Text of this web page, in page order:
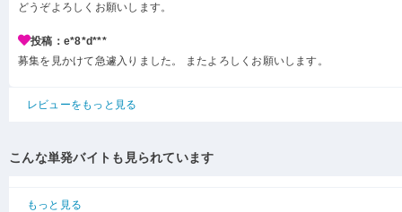
どうぞよろしくお願いします。
投稿：e*8*d***
募集を見かけて急遽入りました。 またよろしくお願いします。
レビューをもっと見る
こんな単発バイトも見られています
もっと見る